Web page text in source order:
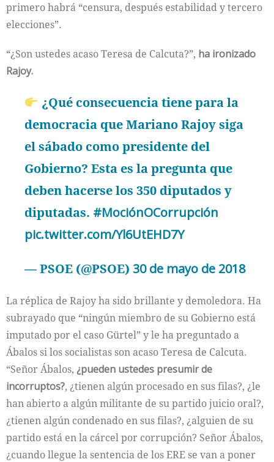
primero habrá “censura, después estabilidad y tercero
elecciones”.
“¿Son ustedes acaso Teresa de Calcuta?”, ha ironizado
Rajoy.
¿Qué consecuencia tiene para la
democracia que Mariano Rajoy siga
el sábado como presidente del
Gobierno? Esta es la pregunta que
deben hacerse los 350 diputados y
diputadas. #MociónOCorrupción
pic.twitter.com/Yl6UtEHD7Y
— PSOE (@PSOE) 30 de mayo de 2018
La réplica de Rajoy ha sido brillante y demoledora. Ha
subrayado que “ningún miembro de su Gobierno está
imputado por el caso Gürtel” y le ha preguntado a
Ábalos si los socialistas son acaso Teresa de Calcuta.
“Señor Ábalos, ¿pueden ustedes presumir de
incorruptos?, ¿tienen algún procesado en sus filas?, ¿le
han abierto a algún militante de su partido juicio oral?,
¿tienen algún condenado en sus filas?, ¿alguien de su
partido está en la cárcel por corrupción? Señor Ábalos,
¿cuando llegue la sentencia de los ERE se van a poner